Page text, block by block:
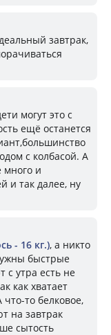
завтрак,
могут это с
ещё останется
с колбасой. А
много и
и так далее, ну
- 16 кг.), а никто
быстрые
с утра есть не
как хватает
то белковое,
на завтрак
сытость